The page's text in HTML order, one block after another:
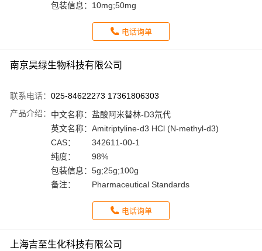
包装信息： 10mg;50mg
电话询单
南京昊绿生物科技有限公司
联系电话： 025-84622273 17361806303
产品介绍： 中文名称： 盐酸阿米替林-D3氘代
英文名称： Amitriptyline-d3 HCl (N-methyl-d3)
CAS：
342611-00-1
纯度：
98%
包装信息： 5g;25g;100g
备注：
Pharmaceutical Standards
电话询单
上海吉至生化科技有限公司